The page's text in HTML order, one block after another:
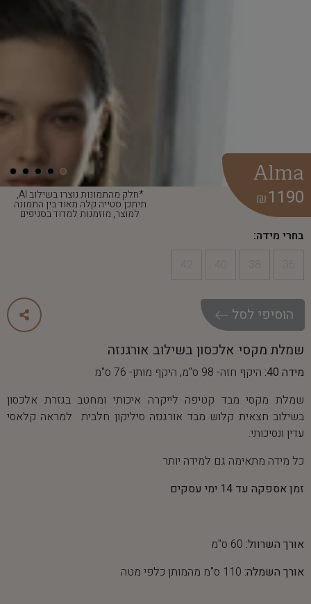
*חלק מהתמונות נוצרו בשילוב AI,
תיתכן סטייה קלה מאוד בין התמונה
למוצר, מוזמנות למדוד בסניפים
Alma
1190
₪
בחרי מידה:
הוסיפי לסל
שמלת מקסי אלכסון בשילוב אורגנזה
מידה 40:
היקף חזה- 98 ס"מ, היקף מותן- 76 ס"מ
שמלת מקסי מבד קטיפה לייקרה איכותי ומחטב בגזרת אלכסון
בשילוב חצאית קלוש מבד אורגנזה סיליקון חלבית למראה קלאסי
עדין ונסיכותי.
כל מידה מתאימה גם למידה יותר
זמן אספקה עד 14 ימי עסקים
אורך השרוול: 60 ס"מ
אורך השמלה: